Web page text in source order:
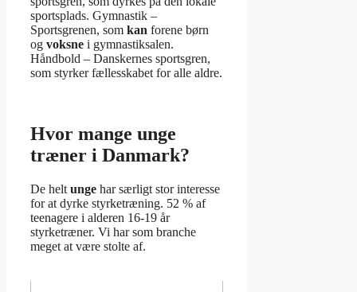
sportsplads. Gymnastik –
Sportsgrenen, som kan forene børn
og voksne i gymnastiksalen.
Håndbold – Danskernes sportsgren,
som styrker fællesskabet for alle aldre.
Hvor mange unge
træner i Danmark?
De helt unge har særligt stor interesse
for at dyrke styrketræning. 52 % af
teenagere i alderen 16-19 år
styrketræner. Vi har som branche
meget at være stolte af.